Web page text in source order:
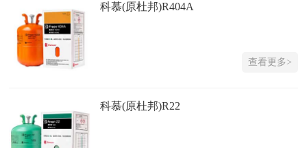
科慕(原杜邦)R404A
查看更多>
科慕(原杜邦)R22